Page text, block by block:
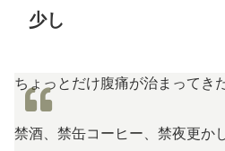
少し
ちょっとだけ腹痛が治まってき
禁酒、禁缶コーヒー、禁夜更か